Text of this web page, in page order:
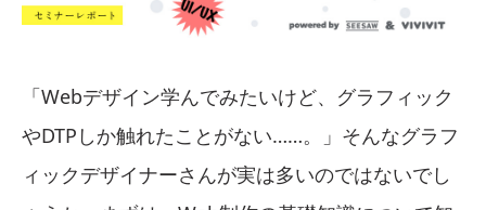
「Webデザイン学んでみたいけど、グラフィック
やDTPしか触れたことがない……。」そんなグラフ
ィックデザイナーさんが実は多いのではないでし